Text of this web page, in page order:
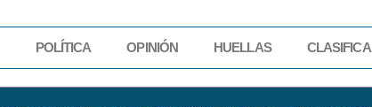
POLÍTICA OPINIÓN HUELLAS